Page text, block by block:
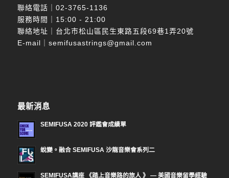
聯絡電話｜ 02-3765-1136
服務時間｜15:00 - 21:00
聯絡地址｜台北市松山區民生東路五段69巷1弄20號
E-mail｜ semifusastrings@gmail.com
最新消息
SEMIFUSA 2020 評鑑會成績單
蛻變。融合 SEMIFUSA 沙龍音樂會系列二
SEMIFUSA講座 《踏上音樂路的旅人 》 — 美國音樂留學經驗